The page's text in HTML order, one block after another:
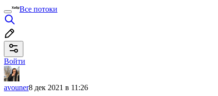
Все потоки
Войти
avouner8 дек 2021 в 11:26